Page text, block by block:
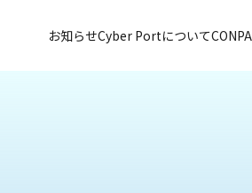
お知らせCyber Portについて